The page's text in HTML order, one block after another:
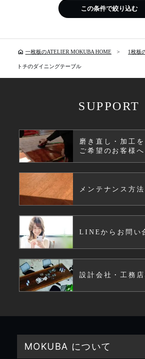
この条件で絞り込む
home 一枚板のATELIER MOKUBA HOME 1枚板
トチのダイニングテーブル
SUPPORT
磨き直し・加工を
ご希望のお客様へ
メンテナンス方法
LINEからお問い
設計会社・工務店
MOKUBA について